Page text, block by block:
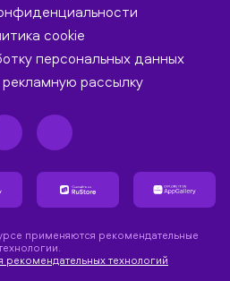
cookie
персональных данных
рассылку
применяются рекомендательные
технологий